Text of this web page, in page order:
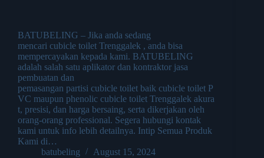
BATUBELING – Jika anda sedang
mencari cubicle toilet Trenggalek , anda bisa
mempercayakan kepada kami. BATUBELING
adalah salah satu aplikator dan kontraktor jasa
pembuatan dan
pemasangan partisi cubicle toilet baik cubicle toilet P
VC maupun phenolic cubicle toilet Trenggalek akura
t, presisi, dan harga bersaing, serta dikerjakan oleh
orang-orang professional. Segera hubungi kontak
kami untuk info lebih detailnya. Intip Semua Produk
Kami di…
batubeling
August 15, 2024